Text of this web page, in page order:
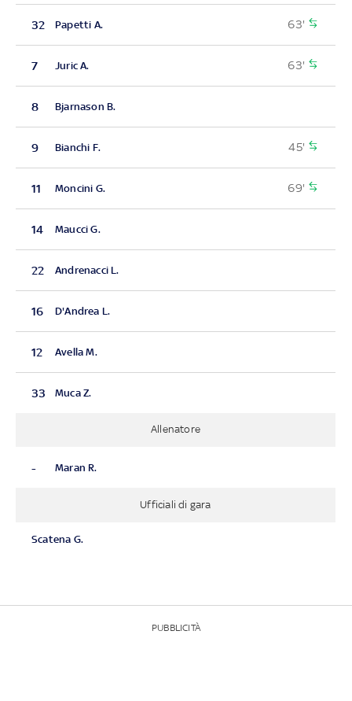
32 Papetti A. 63'
7 Juric A. 63'
8 Bjarnason B.
9 Bianchi F. 45'
11 Moncini G. 69'
14 Maucci G.
22 Andrenacci L.
16 D'Andrea L.
12 Avella M.
33 Muca Z.
Allenatore
- Maran R.
Ufficiali di gara
Scatena G.
PUBBLICITÀ